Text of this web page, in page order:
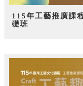
115年工藝推廣課
礎班